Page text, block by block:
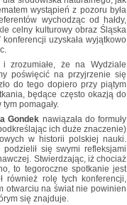
wystąpień z pozoru była
wychodząc od hałdy,
celny kulturowy obraz Śląska
uzyskała wyjątkowo
zrozumiałe, że na Wydziale
poświęcić na przyjrzenie się
do tego dopiero przy piątym
będące często okazją do
pomagały.
Gondek nawiązała do formuły
ich duże znaczenie)
w historii polskiej nauki.
podzielił się swymi refleksjami
Stwierdzając, iż chociaż
to tegoroczne spotkanie jest
również rolę tych konferencji,
otwarciu na świat nie powinien
się znajduje.